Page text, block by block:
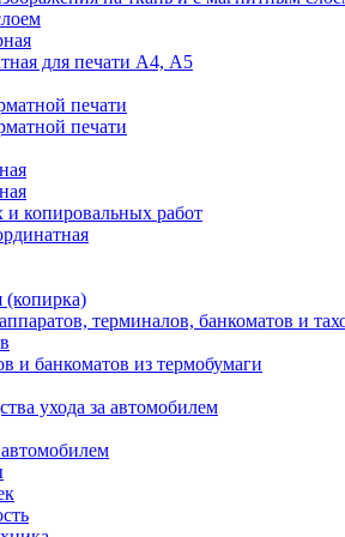
для печати А4, А5
печати
печати
и копировальных работ
(копирка)
терминалов, банкоматов и
и банкоматов из термобумаги
ухода за автомобилем
автомобилем